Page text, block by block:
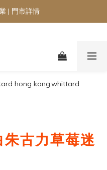
| 門市詳情
古力草莓迷